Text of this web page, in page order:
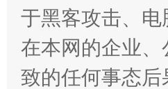
于黑客攻击、
在本网的企业
致的任何事态后